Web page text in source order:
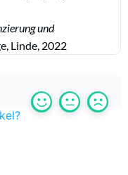
und
Linde, 2022